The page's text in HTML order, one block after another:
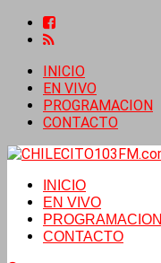
INICIO
EN VIVO
PROGRAMACION
CONTACTO
INICIO
EN VIVO
PROGRAMACION
CONTACTO